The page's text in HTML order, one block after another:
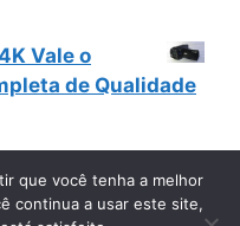
Vale o
de Qualidade
que você tenha a melhor
continua a usar este site,